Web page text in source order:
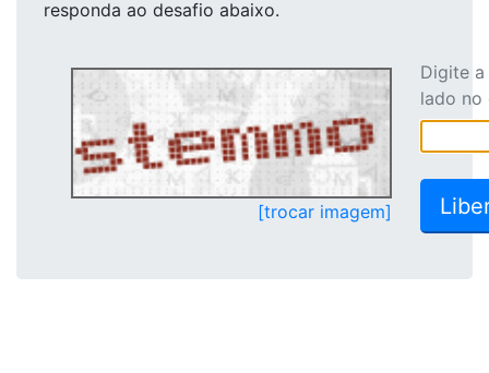
responda ao desafio abaixo.
[trocar imagem]
Digite
lado no